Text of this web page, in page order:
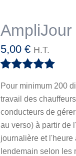
Note 5.00
sur
5
5,00 € H.T.
Pour minimum 200
travail des
conducteurs de
au verso) à partir de
journalière et l'heure
lendemain selon les